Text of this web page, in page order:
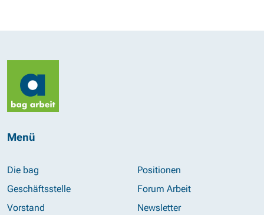
Menü
Die bag
Geschäftsstelle
Vorstand
Positionen
Forum Arbeit
Newsletter